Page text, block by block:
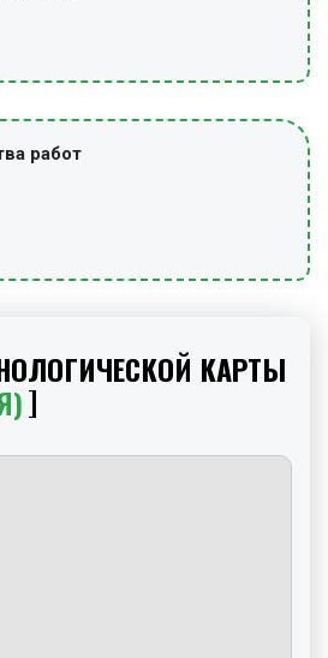
работ
КАРТЫ